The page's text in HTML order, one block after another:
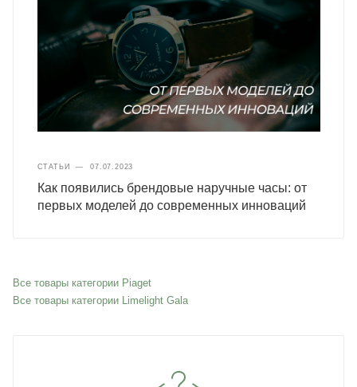
СТАТЬИ — 07.07.2023
Как появились брендовые наручные часы: от
первых моделей до современных инноваций
Все товары категории Piaget
Все товары категории Limelight Gala